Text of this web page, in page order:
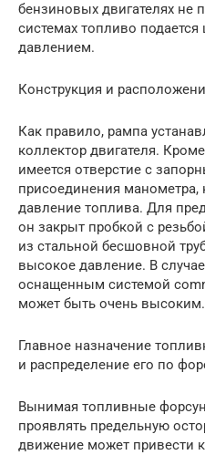
бензиновых двигателях не
системах топливо
давлением.
Конструкция и
Как правило, рампа
коллектор двигателя.
имеется отверстие с
присоединения
давление топлива. Для
он закрыт пробкой с
из стальной бесшовной
высокое давление. В
оснащенным системой
может быть очень высоким.
Главное назначение
и распределение его по
Вынимая топливные
проявлять предельную
движение может привести